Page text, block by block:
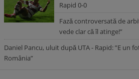
Rapid 0-0
Fază controversată de
vede clar că îl atinge!”
Daniel Pancu, uluit după UTA - Rapid: ”E un
România”